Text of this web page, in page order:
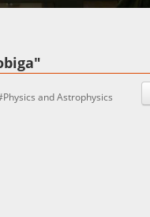
Physics and Astrophysics